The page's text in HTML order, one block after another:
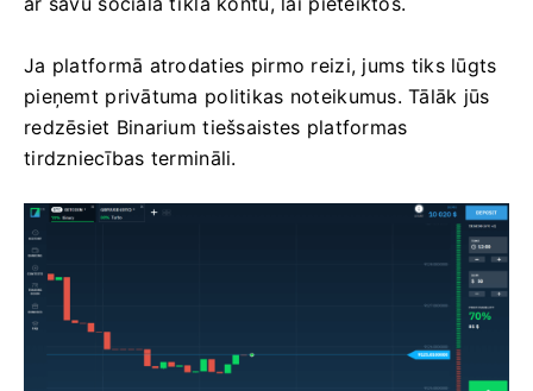
Ja platformā atrodaties pirmo reizi, jums tiks lūgts
pieņemt privātuma politikas noteikumus. Tālāk jūs
redzēsiet Binarium tiešsaistes platformas
tirdzniecības termināli.